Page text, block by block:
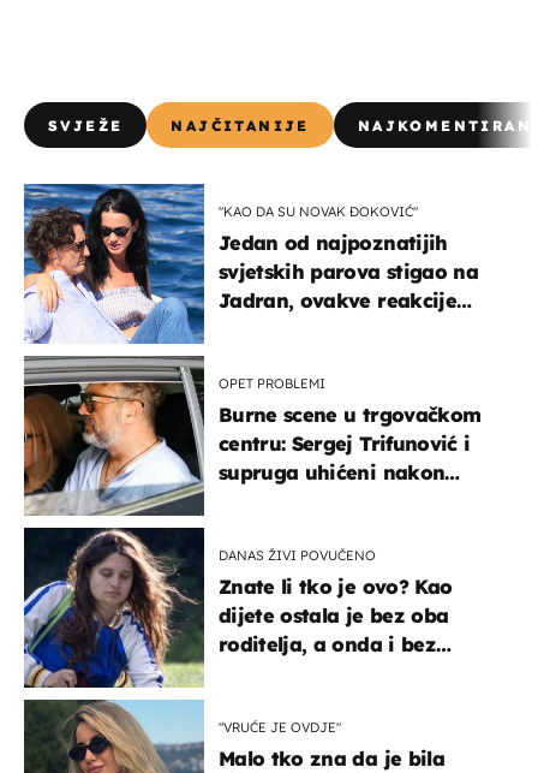
SVJEŽE NAJČITANIJE
"KAO DA SU NOVAK ĐOKOVIĆ"
Jedan od najpoznatijih
svjetskih parova stigao na
Jadran, ovakve reakcije
OPET PROBLEMI
Burne scene u trgovačkom
centru: Sergej Trifunović i
supruga uhićeni nakon
DANAS ŽIVI POVUČENO
Znate li tko je ovo? Kao
dijete ostala je bez oba
roditelja, a onda i bez
"VRUĆE JE OVDJE"
Malo tko zna da je bila